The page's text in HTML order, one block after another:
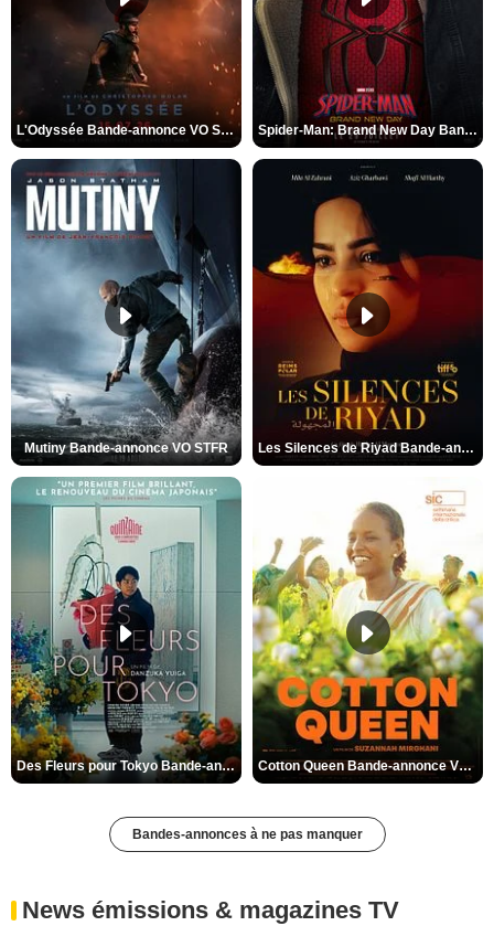
L'Odyssée Bande-annonce VO STFR Spider-Man: Brand New Day Bande-annonce VO STFR
Mutiny Bande-annonce VO STFR Les Silences de Riyad Bande-annonce VO STFR
Des Fleurs pour Tokyo Bande-annonce VO STFR Cotton Queen Bande-annonce VO STFR
Bandes-annonces à ne pas manquer
News émissions & magazines TV